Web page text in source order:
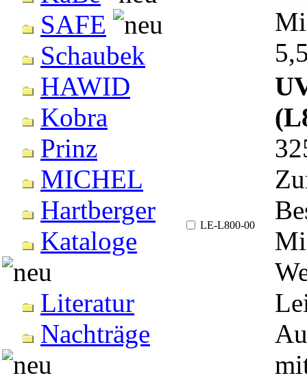
SAFE
Schaubek
HAWID
Kobra
Prinz
MICHEL
Hartberger
Kataloge
Literatur
Nachträge
LE-L800-00